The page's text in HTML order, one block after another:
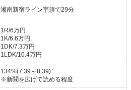
湘南新宿ライン宇須で29分
1R/6万円
1K/6.6万円
1DK/7.3万円
1LDK/10.4万円
134%(7:39～8:39)
※新聞を広げて読める程度